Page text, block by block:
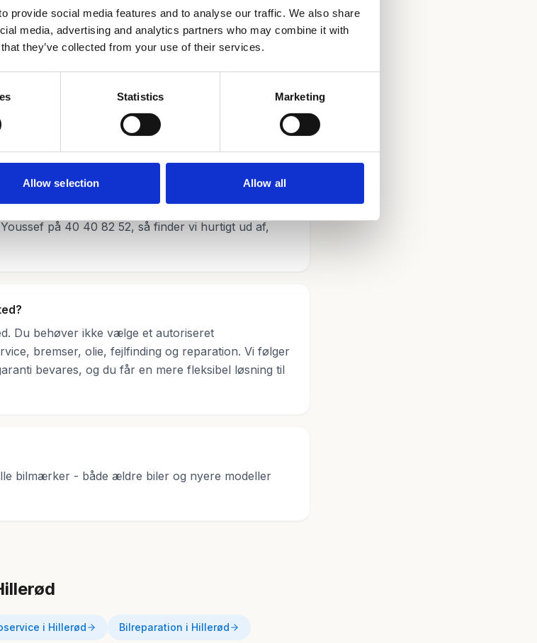
provide social media features and to analyse our traffic. We also share
media, advertising and analytics partners who may combine it with
they’ve collected from your use of their services.
Statistics Marketing
Allow selection Allow all
Inspektion og
fejlfinding
41b, 3400 Hillerød, med åbent mandag til
på 40 40 82 52, så finder vi hurtigt ud af,
Du behøver ikke vælge et autoriseret
bremser, olie, fejlfinding og reparation. Vi følger
bevares, og du får en mere fleksibel løsning til
bilmærker - både ældre biler og nyere modeller
i Hillerød Bilreparation i Hillerød